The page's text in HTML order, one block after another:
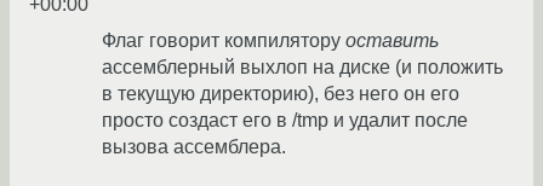
+00:00
Флаг говорит компилятору оставить
ассемблерный выхлоп на диске (и положить
в текущую директорию), без него он его
просто создаст его в /tmp и удалит после
вызова ассемблера.